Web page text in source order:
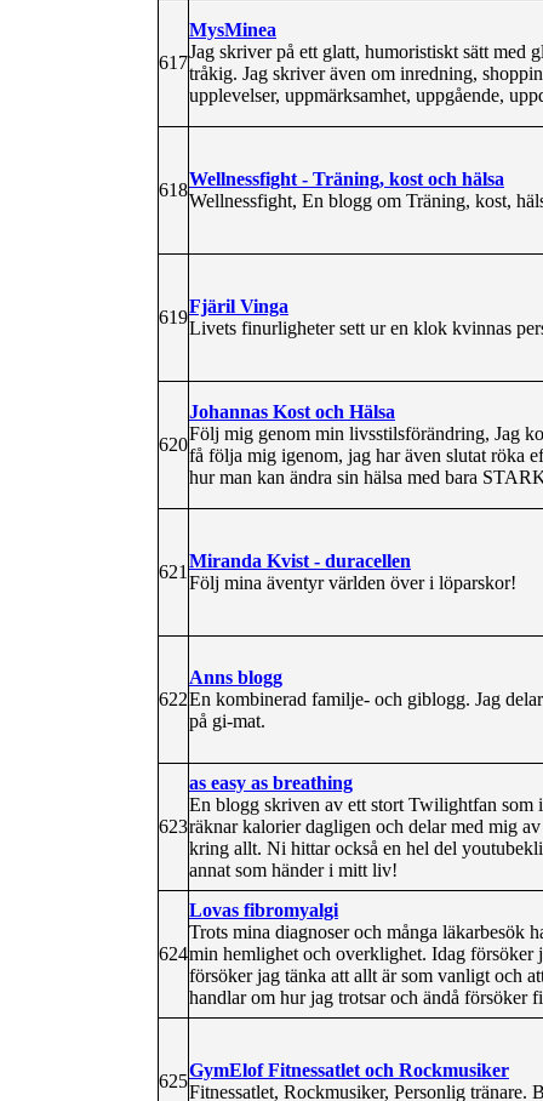
617
MysMinea
Jag skriver på ett glatt, humoristiskt sätt med
tråkig. Jag skriver även om inredning,
upplevelser, uppmärksamhet, uppgående,
618
Wellnessfight - Träning, kost och hälsa
Wellnessfight, En blogg om Träning, kost,
619
Fjäril Vinga
Livets finurligheter sett ur en klok kvinnas
620
Johannas Kost och Hälsa
Följ mig genom min livsstilsförändring, Jag
få följa mig igenom, jag har även slutat röka
hur man kan ändra sin hälsa med bara
621
Miranda Kvist - duracellen
Följ mina äventyr världen över i löparskor!
622
Anns blogg
En kombinerad familje- och giblogg. Jag
på gi-mat.
623
as easy as breathing
En blogg skriven av ett stort Twilightfan
räknar kalorier dagligen och delar med mig
kring allt. Ni hittar också en hel del
annat som händer i mitt liv!
624
Lovas fibromyalgi
Trots mina diagnoser och många läkarbesök
min hemlighet och overklighet. Idag försöker
försöker jag tänka att allt är som vanligt och
handlar om hur jag trotsar och ändå försöker
625
GymElof Fitnessatlet och Rockmusiker
Fitnessatlet, Rockmusiker, Personlig tränare.